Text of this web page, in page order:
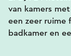
van kamers
een zeer ruime
badkamer en